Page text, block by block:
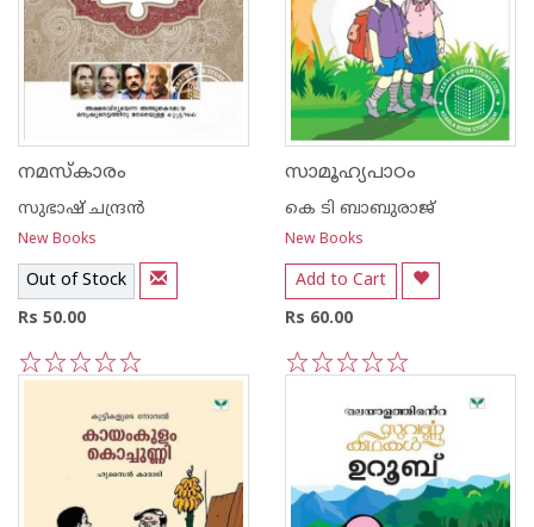
നമസ്കാരം
സുഭാഷ് ചന്ദ്രന്‍
New Books
Out of Stock
Rs 50.00
5
4
3
2
1
സാമൂഹ്യപാഠം
കെ ടി ബാബുരാജ്‌
New Books
Add to Cart
Rs 60.00